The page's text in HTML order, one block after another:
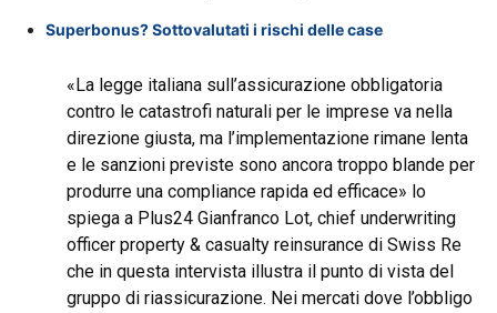
Superbonus? Sottovalutati i rischi delle case
«La legge italiana sull’assicurazione obbligatoria
contro le catastrofi naturali per le imprese va nella
direzione giusta, ma l’implementazione rimane lenta
e le sanzioni previste sono ancora troppo blande per
produrre una compliance rapida ed efficace» lo
spiega a Plus24 Gianfranco Lot, chief underwriting
officer property & casualty reinsurance di Swiss Re
che in questa intervista illustra il punto di vista del
gruppo di riassicurazione. Nei mercati dove l’obbligo